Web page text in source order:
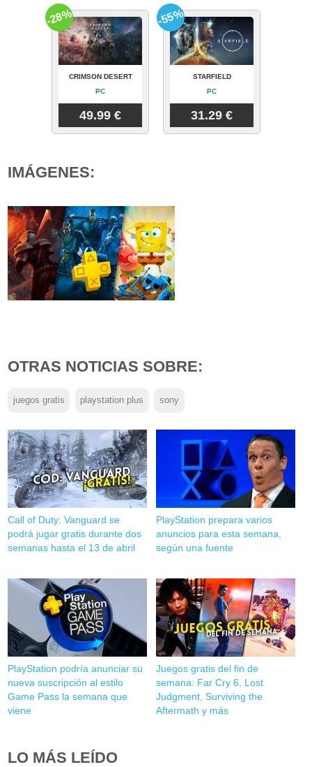
CRIMSON DESERT
PC
49.99 €
-28%
STARFIELD
PC
31.29 €
-55%
IMÁGENES:
OTRAS NOTICIAS SOBRE:
juegos gratis playstation plus sony
Call of Duty: Vanguard se
podrá jugar gratis durante dos
semanas hasta el 13 de abril
PlayStation prepara varios
anuncios para esta semana,
según una fuente
PlayStation podría anunciar su
nueva suscripción al estilo
Game Pass la semana que
viene
Juegos gratis del fin de
semana: Far Cry 6, Lost
Judgment, Surviving the
Aftermath y más
LO MÁS LEÍDO